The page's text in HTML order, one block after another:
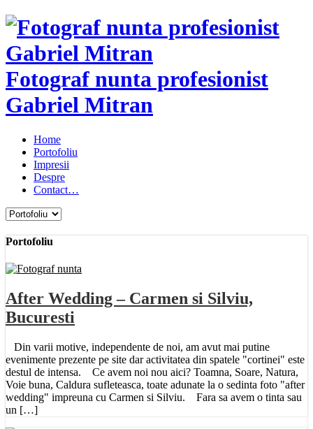
Fotograf nunta profesionist
Gabriel Mitran
Home
Portofoliu
Impresii
Despre
Contact…
Portofoliu
After Wedding – Carmen si Silviu,
Bucuresti
Din varii motive, independente de noi, am avut mai putine
evenimente prezente pe site dar activitatea din spatele "cortinei" este
destul de intensa. Ce avem noi nou aici? Toamna, Soare, Natura,
Voie buna, Caldura sufleteasca, toate adunate la o sedinta foto "after
wedding" impreuna cu Carmen si Silviu. Fara sa avem o tinta sau
un […]